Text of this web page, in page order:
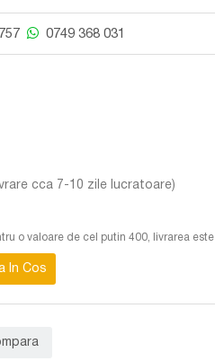
0749 368 031
cca 7-10 zile lucratoare)
o valoare de cel putin 400, livrarea este
In Cos